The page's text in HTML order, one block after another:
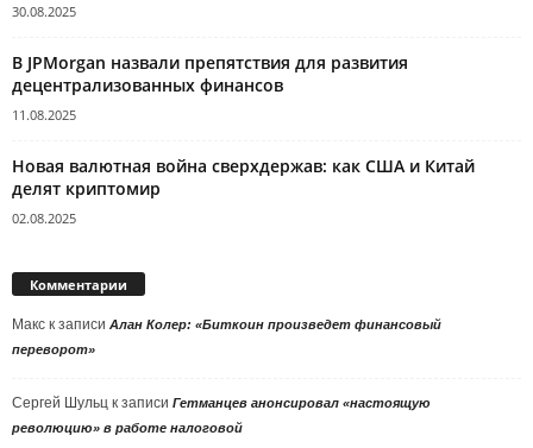
30.08.2025
В JPMorgan назвали препятствия для развития
децентрализованных финансов
11.08.2025
Новая валютная война сверхдержав: как США и Китай
делят криптомир
02.08.2025
Комментарии
Макс к записи Алан Колер: «Биткоин произведет финансовый
переворот»
Сергей Шульц к записи Гетманцев анонсировал «настоящую
революцию» в работе налоговой